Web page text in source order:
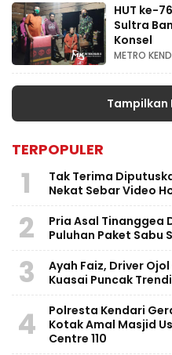
HUT ke-
Sultra
Konsel
METRO
Tampilkan
TERPOPULER
1
Tak Terima
Nekat Sebar Video
2
Pria Asal Tinanggea
Puluhan Paket Sabu
3
Ayah Faiz, Driver
Kuasai Puncak
4
Polresta Kendari
Kotak Amal Masjid
Centre 110